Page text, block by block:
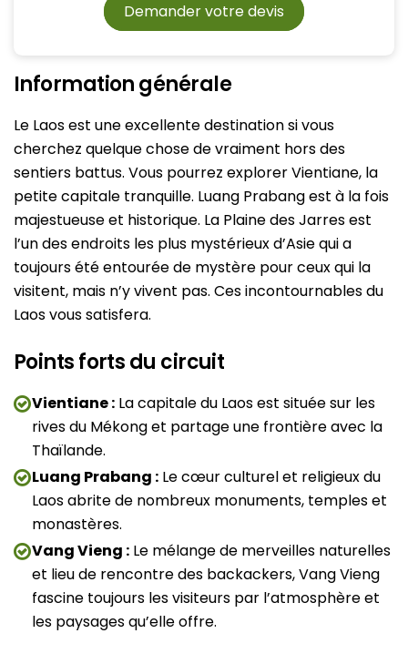
Demander votre devis
Information générale
Le Laos est une excellente destination si vous
cherchez quelque chose de vraiment hors des
sentiers battus. Vous pourrez explorer Vientiane, la
petite capitale tranquille. Luang Prabang est à la fois
majestueuse et historique. La Plaine des Jarres est
l’un des endroits les plus mystérieux d’Asie qui a
toujours été entourée de mystère pour ceux qui la
visitent, mais n’y vivent pas. Ces incontournables du
Laos vous satisfera.
Points forts du circuit
Vientiane : La capitale du Laos est située sur les
rives du Mékong et partage une frontière avec la
Thaïlande.
Luang Prabang : Le cœur culturel et religieux du
Laos abrite de nombreux monuments, temples et
monastères.
Vang Vieng : Le mélange de merveilles naturelles
et lieu de rencontre des backackers, Vang Vieng
fascine toujours les visiteurs par l’atmosphère et
les paysages qu’elle offre.